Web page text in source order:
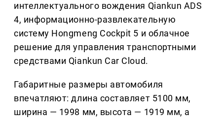
интеллектуального вождения Qiankun ADS
4, информационно-развлекательную
систему Hongmeng Cockpit 5 и облачное
решение для управления транспортными
средствами Qiankun Car Cloud.
Габаритные размеры автомобиля
впечатляют: длина составляет 5100 мм,
ширина — 1998 мм, высота — 1919 мм, а